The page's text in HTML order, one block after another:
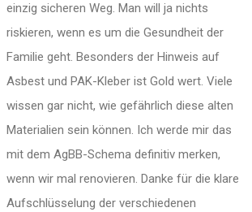
einzig sicheren Weg. Man will ja nichts
riskieren, wenn es um die Gesundheit der
Familie geht. Besonders der Hinweis auf
Asbest und PAK-Kleber ist Gold wert. Viele
wissen gar nicht, wie gefährlich diese alten
Materialien sein können. Ich werde mir das
mit dem AgBB-Schema definitiv merken,
wenn wir mal renovieren. Danke für die klare
Aufschlüsselung der verschiedenen